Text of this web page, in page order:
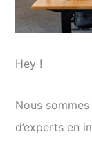
Hey !
Nous
d’experts en